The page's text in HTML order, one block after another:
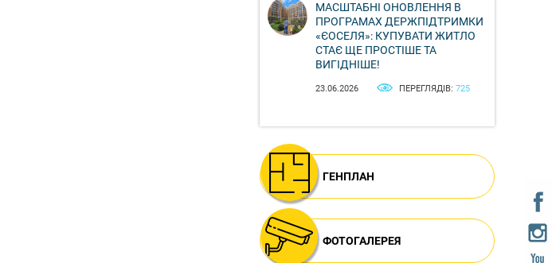
МАСШТАБНІ ОНОВЛЕННЯ В
ПРОГРАМАХ ДЕРЖПІДТРИМКИ
«ЄОСЕЛЯ»: КУПУВАТИ ЖИТЛО
СТАЄ ЩЕ ПРОСТІШЕ ТА
ВИГІДНІШЕ!
23.06.2026 ПЕРЕГЛЯДІВ: 725
ГЕНПЛАН
ФОТОГАЛЕРЕЯ